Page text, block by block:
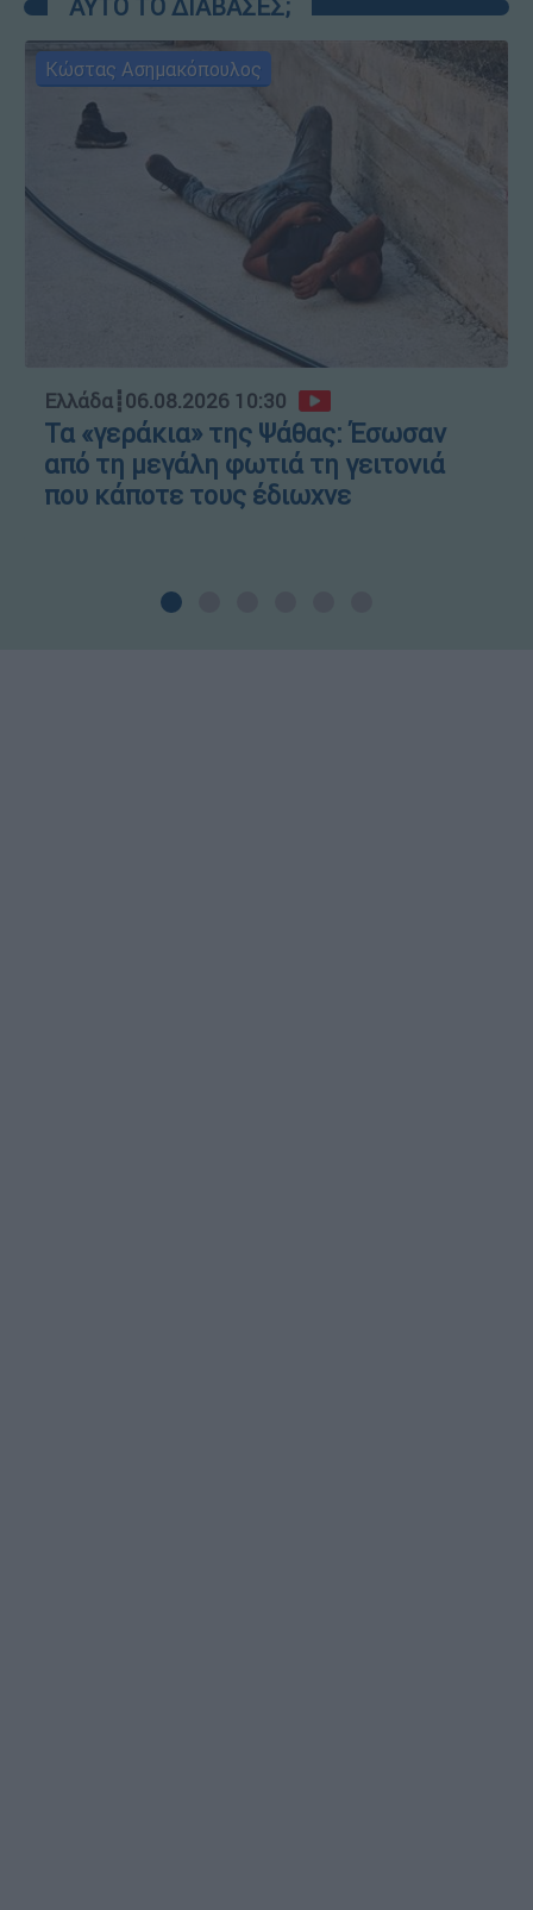
ΑΥΤΟ ΤΟ ΔΙΑΒΑΣΕΣ;
Κώστας Ασημακόπουλος
Ελλάδα┋06.08.2026 10:30
Τα «γεράκια» της Ψάθας: Έσωσαν
από τη μεγάλη φωτιά τη γειτονιά
που κάποτε τους έδιωχνε